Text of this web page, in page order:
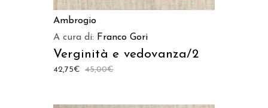
Ambrogio
A cura di: Franco Gori
Verginità e vedovanza/2
45,00€
42,75€